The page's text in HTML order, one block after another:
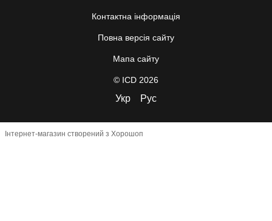
Контактна інформація
Повна версія сайту
Мапа сайту
© ICD 2026
Укр Рус
Інтернет-магазин створений з Хорошоп